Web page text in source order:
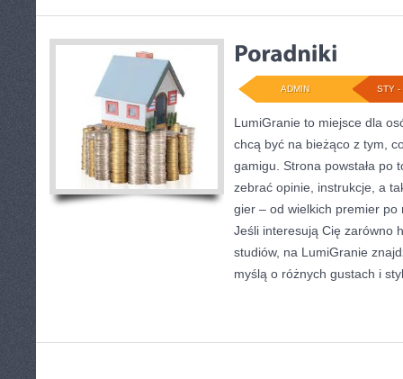
STY -
ADMIN
LumiGranie to miejsce dla
chcą być na bieżąco z tym,
gamigu. Strona powstała po
zebrać opinie, instrukcje, a
gier – od wielkich premier po
Jeśli interesują Cię zarówno
studiów, na LumiGranie
myślą o różnych gustach i